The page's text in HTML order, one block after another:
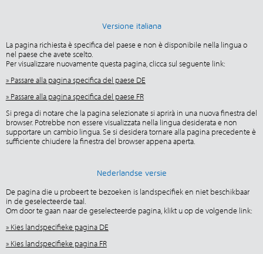
Versione italiana
La pagina richiesta è specifica del paese e non è disponibile nella lingua o
nel paese che avete scelto.
Per visualizzare nuovamente questa pagina, clicca sul seguente link:
» Passare alla pagina specifica del paese DE
» Passare alla pagina specifica del paese FR
Si prega di notare che la pagina selezionate si aprirà in una nuova finestra del
browser. Potrebbe non essere visualizzata nella lingua desiderata e non
supportare un cambio lingua. Se si desidera tornare alla pagina precedente è
sufficiente chiudere la finestra del browser appena aperta.
Nederlandse versie
De pagina die u probeert te bezoeken is landspecifiek en niet beschikbaar
in de geselecteerde taal.
Om door te gaan naar de geselecteerde pagina, klikt u op de volgende link:
» Kies landspecifieke pagina DE
» Kies landspecifieke pagina FR